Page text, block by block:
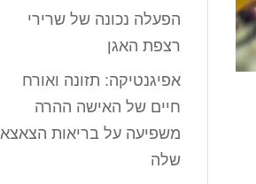
הפעלה נכונה של שרירי
רצפת האגן
אפיגנטיקה: תזונה ואורח
חיים של האישה ההרה
משפיעה על בריאות הצאצא
שלה